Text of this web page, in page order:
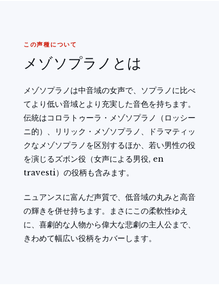
この声種について
メゾソプラノとは
メゾソプラノは中音域の女声で、ソプラノに比べ
てより低い音域とより充実した音色を持ちます。
伝統はコロラトゥーラ・メゾソプラノ（ロッシー
ニ的）、リリック・メゾソプラノ、ドラマティッ
クなメゾソプラノを区別するほか、若い男性の役
を演じるズボン役（女声による男役, en
travesti）の役柄も含みます。
ニュアンスに富んだ声質で、低音域の丸みと高音
の輝きを併せ持ちます。まさにこの柔軟性ゆえ
に、喜劇的な人物から偉大な悲劇の主人公まで、
きわめて幅広い役柄をカバーします。